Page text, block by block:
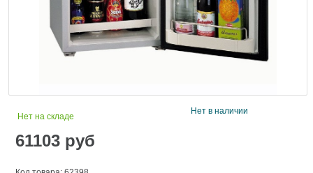
Нет на складе
61103 руб
Нет в наличии